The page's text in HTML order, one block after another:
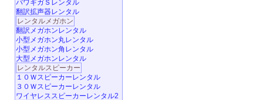
パワギガＳレンタル
翻訳拡声器レンタル
レンタルメガホン
翻訳メガホンレンタル
小型メガホン丸レンタル
小型メガホン角レンタル
大型メガホンレンタル
レンタルスピーカー
１０Ｗスピーカーレンタル
３０Ｗスピーカーレンタル
ワイヤレススピーカーレンタル2